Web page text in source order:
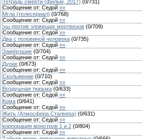
Тетрадь смерти (фильм, 2017) (0/731)
Сообщение от: Седой »»
Мгла (телесериал) (0/768)
Сообщение от: Седой »»
эш против зловещих мертвецов (0/709)
Сообщение от: Седой »»
Два с половиной человека (0/735)
Сообщение от: Седой »»
Замёрзшие (0/704)
Сообщение от: Седой »»
Дурак (0/673)
Сообщение от: Седой »»
Скольжение (0/710)
Сообщение от: Седой »»
Воздушная тюрьма (0/633)
Сообщение от: Седой »»
Кома (0/641)
Сообщение от: Седой »»
Жить (Атмосфера Сталкера) (0/631)
Сообщение от: Седой »»
корпорация монстров 1 и 2 (0/804)
Сообщение от: Седой »»